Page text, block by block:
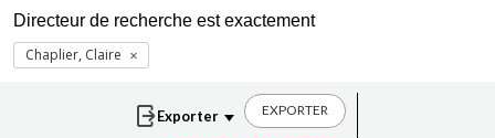
Directeur de recherche est exactement
Chaplier, Claire
EXPORTER